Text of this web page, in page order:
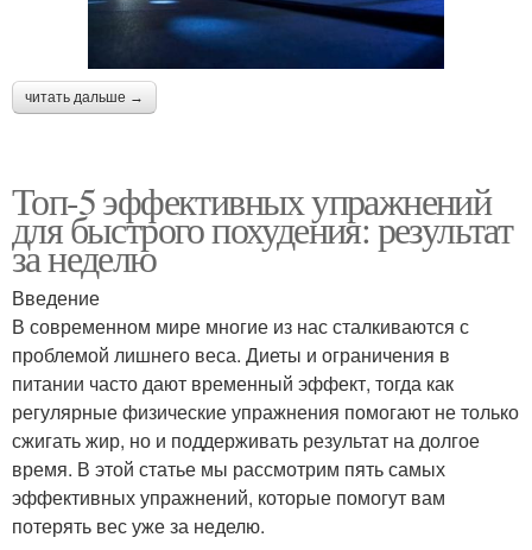
читать дальше →
Топ-5 эффективных упражнений
для быстрого похудения: результат
за неделю
Введение
В современном мире многие из нас сталкиваются с
проблемой лишнего веса. Диеты и ограничения в
питании часто дают временный эффект, тогда как
регулярные физические упражнения помогают не только
сжигать жир, но и поддерживать результат на долгое
время. В этой статье мы рассмотрим пять самых
эффективных упражнений, которые помогут вам
потерять вес уже за неделю.